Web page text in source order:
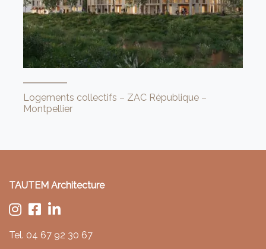
Logements collectifs – ZAC République –
Montpellier
TAUTEM Architecture
Tel. 04 67 92 30 67